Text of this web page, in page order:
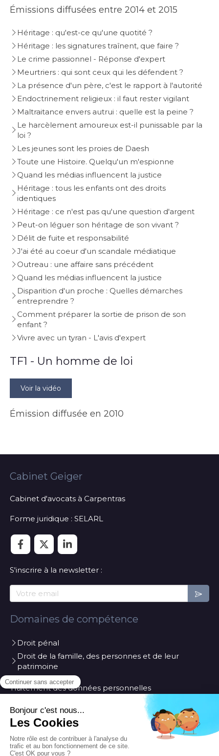
Émissions diffusées entre 2014 et 2015
Héritage : qu'est-ce qu'une quotité ?
Héritage : les signatures traînent, que faire ?
Le crime passionnel - Réponse d'expert
Meurtriers : qui sont ceux qui les défendent ?
La présence d'un père, c'est le rapport à l'autorité
Endoctrinement religieux : il faut rester vigilant
Maltraitance envers autrui : quelle est la peine ?
Le harcèlement amoureux est-il punissable par la
loi ?
Les jeunes sont les proies de Daesh
Toute une Histoire. Quelqu'un m'espionne
Quand les médias influencent la justice
Héritage : tous les enfants ont des droits
identiques
Héritage : ce n'est pas qu'une question d'argent
Peut-on léguer son héritage de son vivant ?
Délit de fuite et responsabilité
J'ai été au coeur d'un scandale médiatique
Outreau : une affaire sans précédent
Quand les médias influencent la justice
Disparition d'un proche : Quelles démarches
entreprendre ?
Comment préparer la sortie de prison de son
enfant ?
Vivre avec un tyran - L'avis d'expert
TF1 - Un homme de loi
Voir la vidéo
Émission diffusée en 2010
Cabinet Geiger
Cabinet d'avocats à Carpentras
Forme juridique : SELARL
S'inscrire à la newsletter :
Votre email
Domaines de compétence
Droit pénal
Droit de la famille, des personnes et de leur
patrimoine
Traitement des données personnelles
Contactez le cabinet
31 Place du colonel Mouret